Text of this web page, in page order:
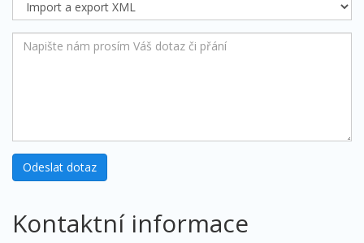
Kontaktní informace